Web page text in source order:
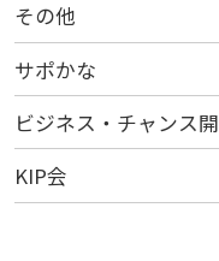
その他
サポかな
ビジネス・チャンス
KIP会